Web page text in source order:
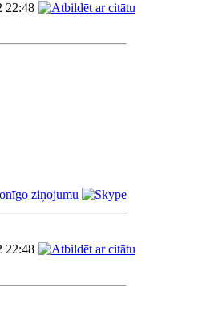
22:48
22:48